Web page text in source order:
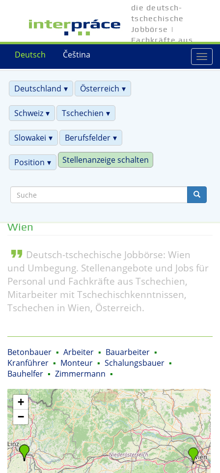
Čeština
Deutsch
die deutsch-
tschechische
Jobbörse |
Fachkräfte aus
Tschechien
Deutschland
Österreich
Schweiz Tschechien
Slowakei Berufsfelder
Position Stellenanzeige schalten
Wien
format_quote Deutsch-tschechische Jobbörse: Wien
und Umbegung. Stellenangebote und Jobs für
Personal und Fachkräfte aus Tschechien,
Mitarbeiter mit Tschechischkenntnissen,
Tschechen in Wien, Österreich.
Betonbauer ▪ Arbeiter ▪ Bauarbeiter ▪
Kranführer ▪ Monteur ▪ Schalungsbauer ▪
Bauhelfer ▪ Zimmermann ▪
+
−